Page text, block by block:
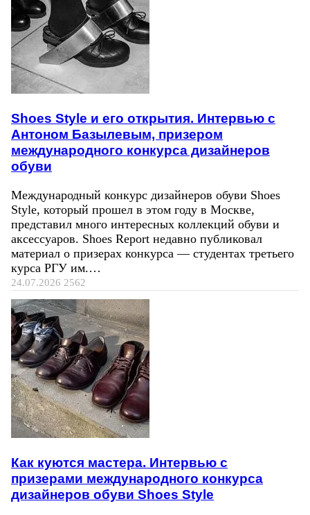
Shoes Style и его открытия. Интервью с
Антоном Базылевым, призером
международного конкурса дизайнеров
обуви
Международный конкурс дизайнеров обуви Shoes
Style, который прошел в этом году в Москве,
представил много интересных коллекций обуви и
аксессуаров. Shoes Report недавно публиковал
материал о призерах конкурса — студентах третьего
курса РГУ им.…
24.07.2026 2562
Как куются мастера. Интервью с
призерами международного конкурса
дизайнеров обуви Shoes Style